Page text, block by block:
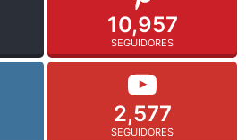
10,957
SEGUIDORES
2,577
SEGUIDORES